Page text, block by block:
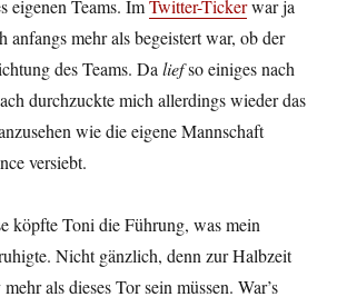
eigenen Teams. ImTwitter-Tickerwar ja
anfangs mehr als begeistert war, ob der
des Teams. Daliefso einiges nach
durchzuckte mich allerdings wieder das
wie die eigene Mannschaft
versiebt.
köpfte Toni die Führung, was mein
Nicht gänzlich, denn zur Halbzeit
als dieses Tor sein müssen. War’s